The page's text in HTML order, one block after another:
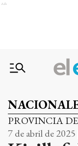
Ads
PROVINCIA
7 de abril de